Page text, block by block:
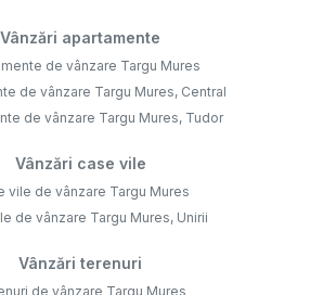
Vânzări apartamente
de vânzare Targu Mures
de vânzare Targu Mures, Central
de vânzare Targu Mures, Tudor
Vânzări case vile
vile de vânzare Targu Mures
de vânzare Targu Mures, Unirii
Vânzări terenuri
de vânzare Targu Mures